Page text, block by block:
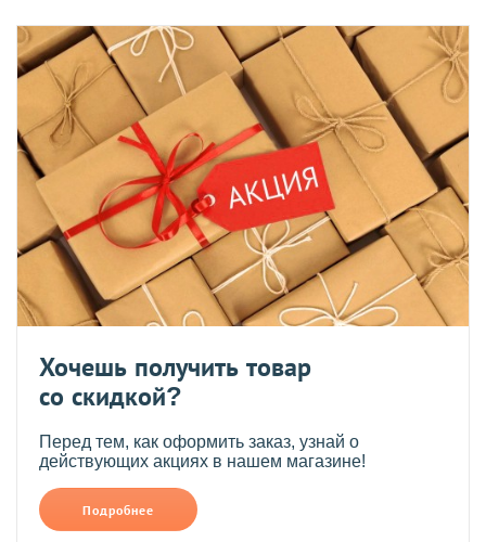
Хочешь получить товар
со скидкой?
Перед тем, как оформить заказ, узнай о
действующих акциях в нашем магазине!
Подробнее